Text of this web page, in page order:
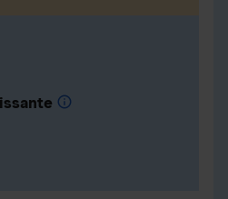
info